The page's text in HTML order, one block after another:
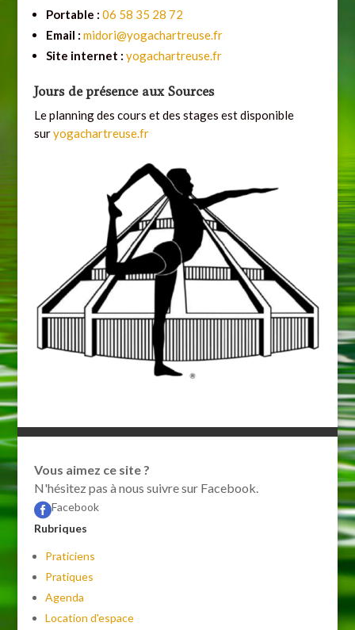
Portable : 06 58 35 28 72
Email : midori@yogachartreuse.fr
Site internet : yogachartreuse.fr
Jours de présence aux Sources
Le planning des cours et des stages est disponible
suryogachartreuse.fr
Vous aimez ce site ?
N'hésitez pas à nous suivre sur Facebook.
Facebook
Rubriques
Praticiens
Pratiques
Agenda
Location d'espace